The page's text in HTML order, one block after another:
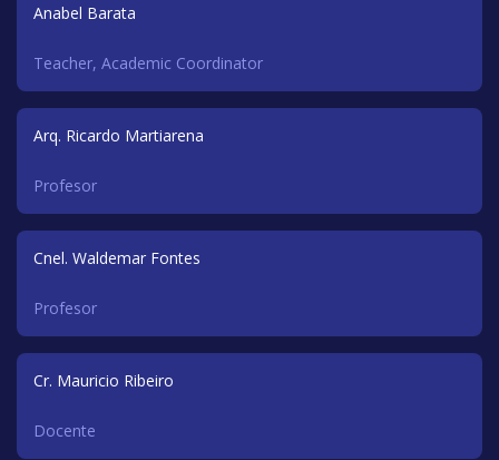
Anabel Barata
Teacher, Academic Coordinator
Arq. Ricardo Martiarena
Profesor
Cnel. Waldemar Fontes
Profesor
Cr. Mauricio Ribeiro
Docente